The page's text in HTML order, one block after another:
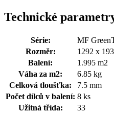
Technické
Série:
MF
Rozměr:
1292 x
Balení:
1.995 m2
Váha za m2:
6.85 kg
Celková tloušťka:
7.5 mm
Počet dílců v balení: 8 ks
Užitná třída:
33